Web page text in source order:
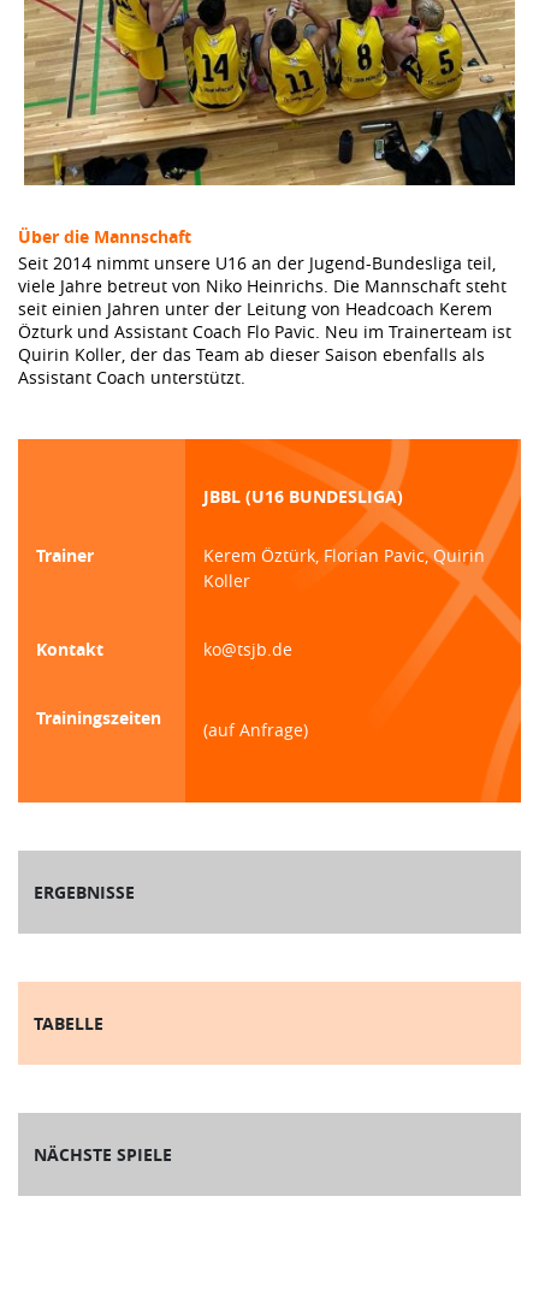
Über die Mannschaft
Seit 2014 nimmt unsere U16 an der Jugend-Bundesliga teil,
viele Jahre betreut von Niko Heinrichs. Die Mannschaft steht
seit einien Jahren unter der Leitung von Headcoach Kerem
Özturk und Assistant Coach Flo Pavic. Neu im Trainerteam ist
Quirin Koller, der das Team ab dieser Saison ebenfalls als
Assistant Coach unterstützt.
JBBL (U16 BUNDESLIGA)
Trainer
Kerem Öztürk, Florian Pavic, Quirin
Koller
Kontakt ko@tsjb.de
Trainingszeiten
(auf Anfrage)
ERGEBNISSE
TABELLE
NÄCHSTE SPIELE